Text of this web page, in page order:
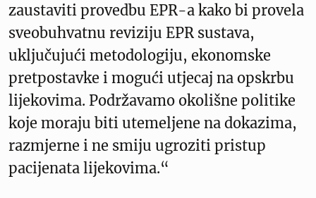
zaustaviti provedbu EPR-a kako bi provela
sveobuhvatnu reviziju EPR sustava,
uključujući metodologiju, ekonomske
pretpostavke i mogući utjecaj na opskrbu
lijekovima. Podržavamo okolišne politike
koje moraju biti utemeljene na dokazima,
razmjerne i ne smiju ugroziti pristup
pacijenata lijekovima.“